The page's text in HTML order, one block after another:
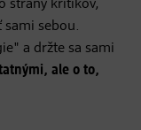
strany kritikov,
sami sebou.
a držte sa sami
ale o to,